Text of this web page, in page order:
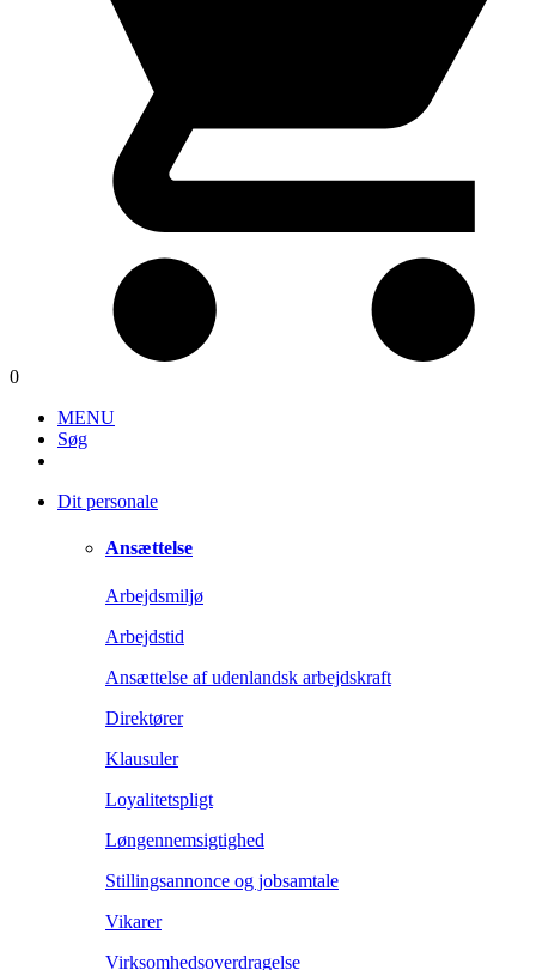
0
MENU
Søg
Dit personale
Ansættelse
Arbejdsmiljø
Arbejdstid
Ansættelse af udenlandsk arbejdskraft
Direktører
Klausuler
Loyalitetspligt
Løngennemsigtighed
Stillingsannonce og jobsamtale
Vikarer
Virksomhedsoverdragelse